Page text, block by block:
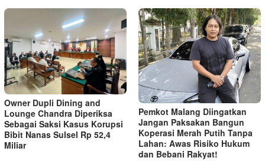
Owner Dupli Dining and
Lounge Chandra Diperiksa
Sebagai Saksi Kasus Korupsi
Bibit Nanas Sulsel Rp 52,4
Miliar
Pemkot Malang Diingatkan
Jangan Paksakan Bangun
Koperasi Merah Putih Tanpa
Lahan: Awas Risiko Hukum
dan Bebani Rakyat!